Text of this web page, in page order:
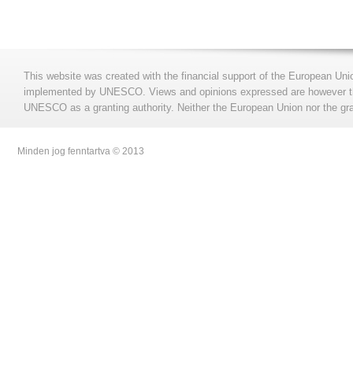
This website was created with the financial support of the European
implemented by UNESCO. Views and opinions expressed are
UNESCO as a granting authority. Neither the European Union nor the
Minden jog fenntartva © 2013